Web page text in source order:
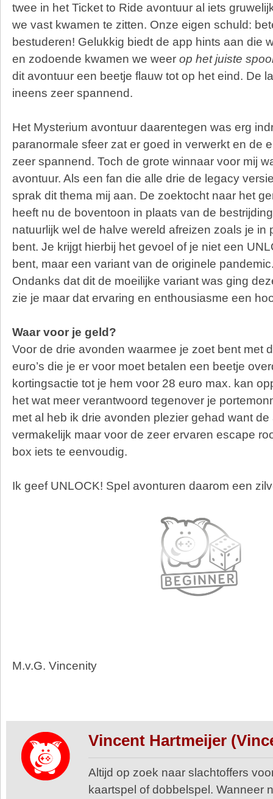
twee in het Ticket to Ride avontuur al iets
we vast kwamen te zitten. Onze eigen schuld:
bestuderen! Gelukkig biedt de app hints aan die
en zodoende kwamen we weer op het juiste
dit avontuur een beetje flauw tot op het eind. De
ineens zeer spannend.
Het Mysterium avontuur daarentegen was erg
paranormale sfeer zat er goed in verwerkt en de
zeer spannend. Toch de grote winnaar voor mij
avontuur. Als een fan die alle drie de legacy
sprak dit thema mij aan. De zoektocht naar het
heeft nu de boventoon in plaats van de
natuurlijk wel de halve wereld afreizen zoals je in
bent. Je krijgt hierbij het gevoel of je niet een
bent, maar een variant van de originele
Ondanks dat dit de moeilijke variant was ging
zie je maar dat ervaring en enthousiasme een
Waar voor je geld?
Voor de drie avonden waarmee je zoet bent met
euro’s die je er voor moet betalen een beetje
kortingsactie tot je hem voor 28 euro max. kan
het wat meer verantwoord tegenover je
met al heb ik drie avonden plezier gehad want
vermakelijk maar voor de zeer ervaren escape
box iets te eenvoudig.
Ik geef UNLOCK! Spel avonturen daarom een
M.v.G. Vincenity
Vincent Hartmeijer
Altijd op zoek naar slachtoffers
kaartspel of dobbelspel. Wanneer